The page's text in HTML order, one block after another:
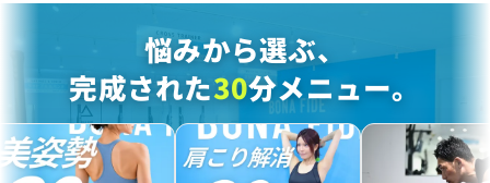
悩みから選ぶ、
完成された30分メニュー。